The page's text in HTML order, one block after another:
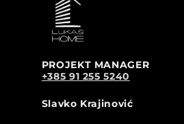
PROJEKT MANAGER
+385 91 255 5240
Slavko Krajinović